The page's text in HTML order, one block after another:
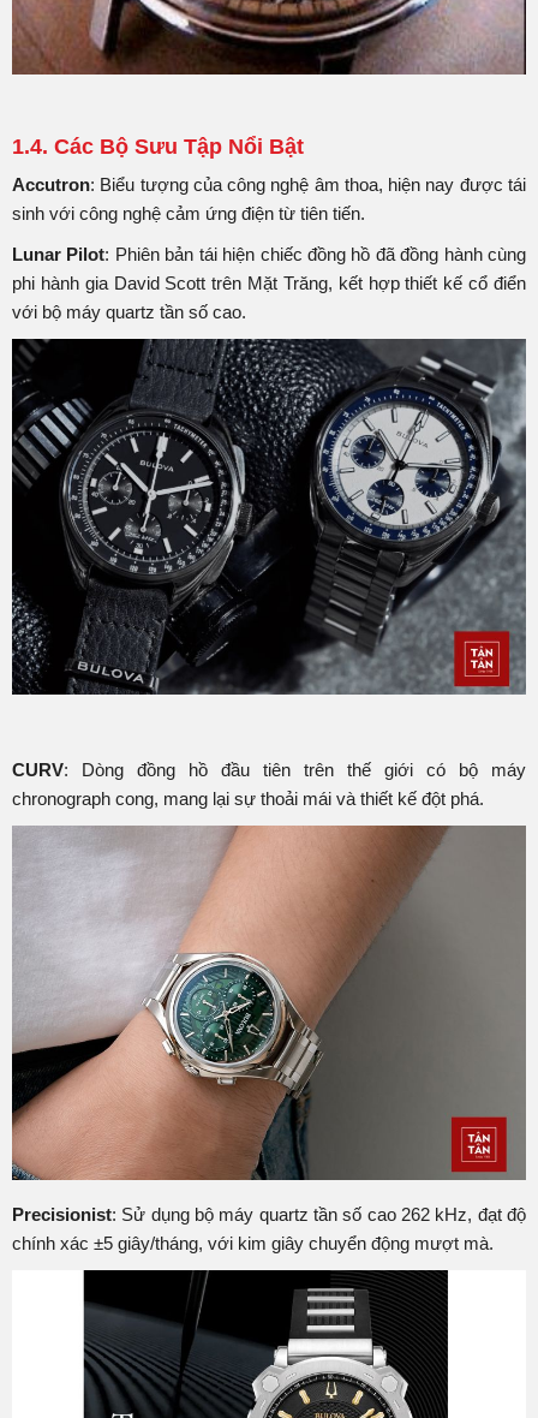
1.4. Các Bộ Sưu Tập Nổi Bật
Accutron: Biểu tượng của công nghệ âm thoa, hiện nay được tái
sinh với công nghệ cảm ứng điện từ tiên tiến.​
Lunar Pilot: Phiên bản tái hiện chiếc đồng hồ đã đồng hành cùng
phi hành gia David Scott trên Mặt Trăng, kết hợp thiết kế cổ điển
với bộ máy quartz tần số cao.​
CURV: Dòng đồng hồ đầu tiên trên thế giới có bộ máy
chronograph cong, mang lại sự thoải mái và thiết kế đột phá.​
Precisionist: Sử dụng bộ máy quartz tần số cao 262 kHz, đạt độ
chính xác ±5 giây/tháng, với kim giây chuyển động mượt mà.​